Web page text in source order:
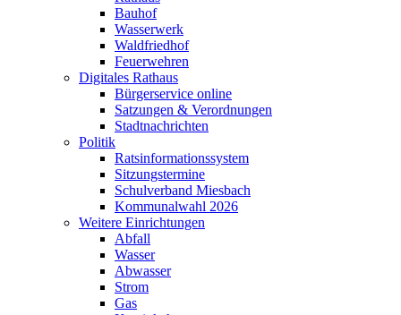
Bauhof
Wasserwerk
Waldfriedhof
Feuerwehren
Digitales Rathaus
Bürgerservice online
Satzungen & Verordnungen
Stadtnachrichten
Politik
Ratsinformationssystem
Sitzungstermine
Schulverband Miesbach
Kommunalwahl 2026
Weitere Einrichtungen
Abfall
Wasser
Abwasser
Strom
Gas